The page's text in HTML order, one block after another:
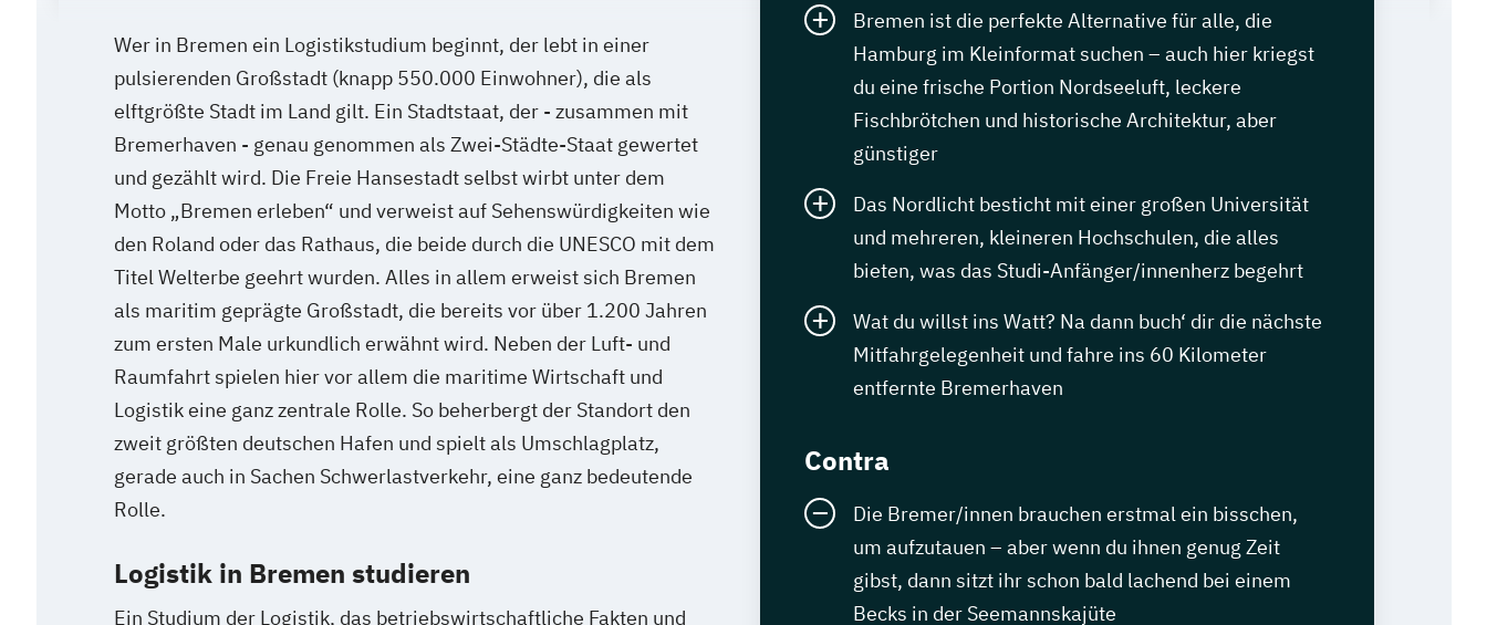
Wer in Bremen ein Logistikstudium beginnt, der lebt in einer
pulsierenden Großstadt (knapp 550.000 Einwohner), die als
elftgrößte Stadt im Land gilt. Ein Stadtstaat, der - zusammen mit
Bremerhaven - genau genommen als Zwei-Städte-Staat gewertet
und gezählt wird. Die Freie Hansestadt selbst wirbt unter dem
Motto „Bremen erleben“ und verweist auf Sehenswürdigkeiten wie
den Roland oder das Rathaus, die beide durch die UNESCO mit dem
Titel Welterbe geehrt wurden. Alles in allem erweist sich Bremen
als maritim geprägte Großstadt, die bereits vor über 1.200 Jahren
zum ersten Male urkundlich erwähnt wird. Neben der Luft- und
Raumfahrt spielen hier vor allem die maritime Wirtschaft und
Logistik eine ganz zentrale Rolle. So beherbergt der Standort den
zweit größten deutschen Hafen und spielt als Umschlagplatz,
gerade auch in Sachen Schwerlastverkehr, eine ganz bedeutende
Rolle.
Logistik in Bremen studieren
Ein Studium der Logistik, das betriebswirtschaftliche Fakten und
Bremen ist die perfekte Alternative für alle, die
Hamburg im Kleinformat suchen – auch hier kriegst
du eine frische Portion Nordseeluft, leckere
Fischbrötchen und historische Architektur, aber
günstiger
Das Nordlicht besticht mit einer großen Universität
und mehreren, kleineren Hochschulen, die alles
bieten, was das Studi-Anfänger/innenherz begehrt
Wat du willst ins Watt? Na dann buch‘ dir die nächste
Mitfahrgelegenheit und fahre ins 60 Kilometer
entfernte Bremerhaven
Contra
Die Bremer/innen brauchen erstmal ein bisschen,
um aufzutauen – aber wenn du ihnen genug Zeit
gibst, dann sitzt ihr schon bald lachend bei einem
Becks in der Seemannskajüte